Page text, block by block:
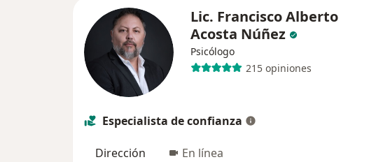
Lic. Francisco Alberto
Acosta Núñez
Psicólogo
215 opiniones
Especialista de confianza
Dirección En línea